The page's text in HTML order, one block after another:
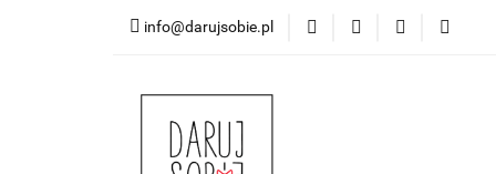
info@darujsobie.pl